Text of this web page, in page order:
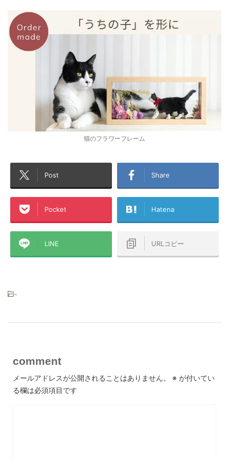
猫のフラワーフレーム
Post Share
Pocket Hatena
LINE URLコピー
-
comment
メールアドレスが公開されることはありません。 ※ が付いてい
る欄は必須項目です